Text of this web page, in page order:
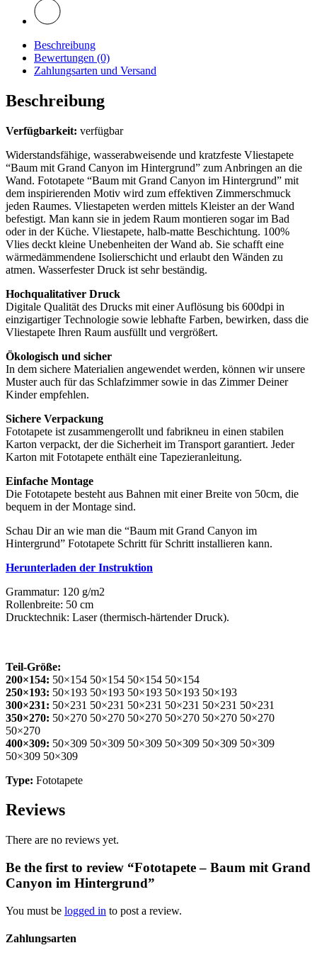
Beschreibung
Bewertungen (0)
Zahlungsarten und Versand
Beschreibung
Verfügbarkeit: verfügbar
Widerstandsfähige, wasserabweisende und kratzfeste Vliestapete
“Baum mit Grand Canyon im Hintergrund” zum Anbringen an die
Wand. Fototapete “Baum mit Grand Canyon im Hintergrund” mit
dem inspirierenden Motiv wird zum effektiven Zimmerschmuck
jeden Raumes. Vliestapeten werden mittels Kleister an der Wand
befestigt. Man kann sie in jedem Raum montieren sogar im Bad
oder in der Küche. Vliestapete, halb-matte Beschichtung. 100%
Vlies deckt kleine Unebenheiten der Wand ab. Sie schafft eine
wärmedämmendene Isolierschicht und erlaubt den Wänden zu
atmen. Wasserfester Druck ist sehr beständig.
Hochqualitativer Druck
Digitale Qualität des Drucks mit einer Auflösung bis 600dpi in
einzigartiger Technologie sowie lebhafte Farben, bewirken, dass die
Vliestapete Ihren Raum ausfüllt und vergrößert.
Ökologisch und sicher
In dem sichere Materialien angewendet werden, können wir unsere
Muster auch für das Schlafzimmer sowie in das Zimmer Deiner
Kinder empfehlen.
Sichere Verpackung
Fototapete ist zusammengerollt und fabrikneu in einen stabilen
Karton verpackt, der die Sicherheit im Transport garantiert. Jeder
Karton mit Fototapete enthält eine Tapezieranleitung.
Einfache Montage
Die Fototapete besteht aus Bahnen mit einer Breite von 50cm, die
bequem in der Montage sind.
Schau Dir an wie man die “Baum mit Grand Canyon im
Hintergrund” Fototapete Schritt für Schritt installieren kann.
Herunterladen der Instruktion
Grammatur: 120 g/m2
Rollenbreite: 50 cm
Drucktechnik: Laser (thermisch-härtender Druck).
Teil-Größe:
200×154: 50×154 50×154 50×154 50×154
250×193: 50×193 50×193 50×193 50×193 50×193
300×231: 50×231 50×231 50×231 50×231 50×231 50×231
350×270: 50×270 50×270 50×270 50×270 50×270 50×270
50×270
400×309: 50×309 50×309 50×309 50×309 50×309 50×309
50×309 50×309
Type: Fototapete
Reviews
There are no reviews yet.
Be the first to review “Fototapete – Baum mit Grand
Canyon im Hintergrund”
You must be logged in to post a review.
Zahlungsarten